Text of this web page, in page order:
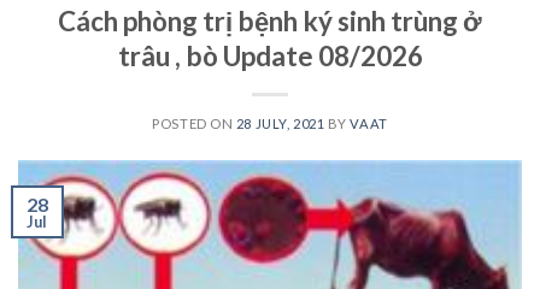
Cách phòng trị bệnh ký sinh trùng ở
trâu , bò Update 08/2026
POSTED ON 28 JULY, 2021 BYVAAT
28
Jul